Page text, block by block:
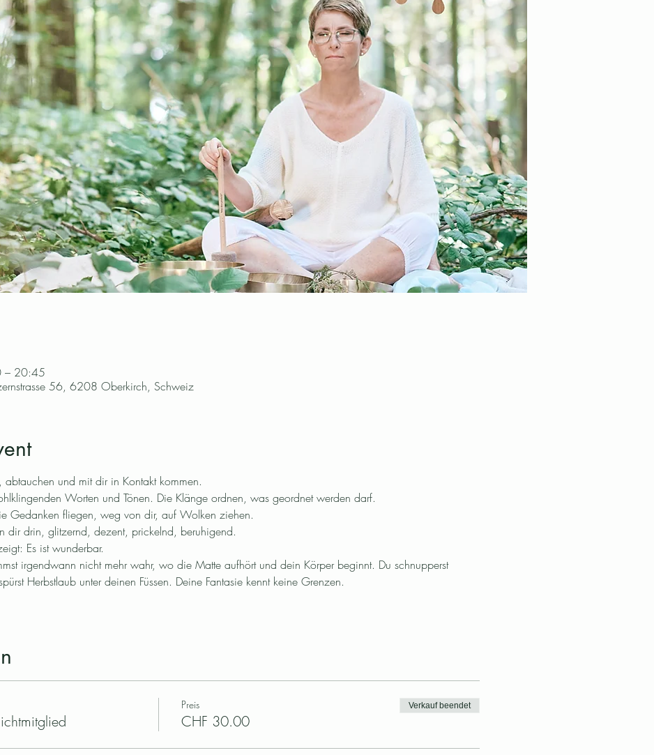
– 20:45
56, 6208 Oberkirch, Schweiz
abtauchen und mit dir in Kontakt kommen.
Worten und Tönen. Die Klänge ordnen, was geordnet werden darf.
Gedanken fliegen, weg von dir, auf Wolken ziehen.
dir drin, glitzernd, dezent, prickelnd, beruhigend.
Es ist wunderbar.
irgendwann nicht mehr wahr, wo die Matte aufhört und dein Körper beginnt. Du schnupperst
Herbstlaub unter deinen Füssen. Deine Fantasie kennt keine Grenzen.
Preis
CHF 30.00
Verkauf beendet